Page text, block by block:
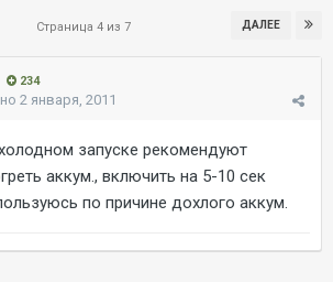
ДАЛЕЕ
Страница 4 из 7
234
2 января, 2011
запуске рекомендуют
аккум., включить на 5-10 сек
по причине дохлого аккум.